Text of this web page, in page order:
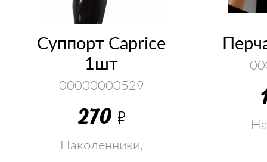
Суппорт Caprice
1шт
00000000529
270 Р
Наколенники,